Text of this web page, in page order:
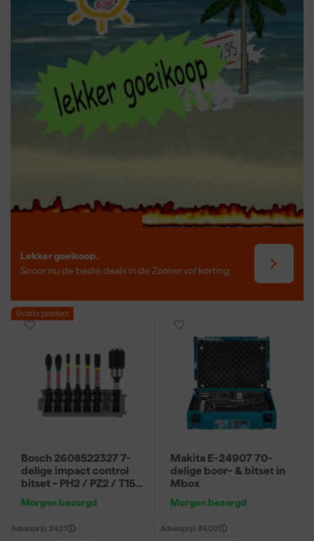
Lekker goeikoop.
Scoor nu de beste deals in de Zomer vol korting
Gratis product
Bosch 2608522327 7-
delige impact control
bitset - PH2 / PZ2 / T15 /
Morgen bezorgd
Adviesprijs 24,01
Makita E-24907 70-
delige boor- & bitset in
Mbox
Morgen bezorgd
Adviesprijs 84,00